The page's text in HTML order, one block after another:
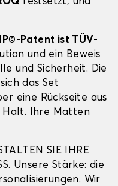
Patent ist TÜV-
und ein Beweis
und Sicherheit. Die
das Set
eine Rückseite aus
Halt. Ihre Matten
SIE IHRE
Unsere Stärke: die
Wir